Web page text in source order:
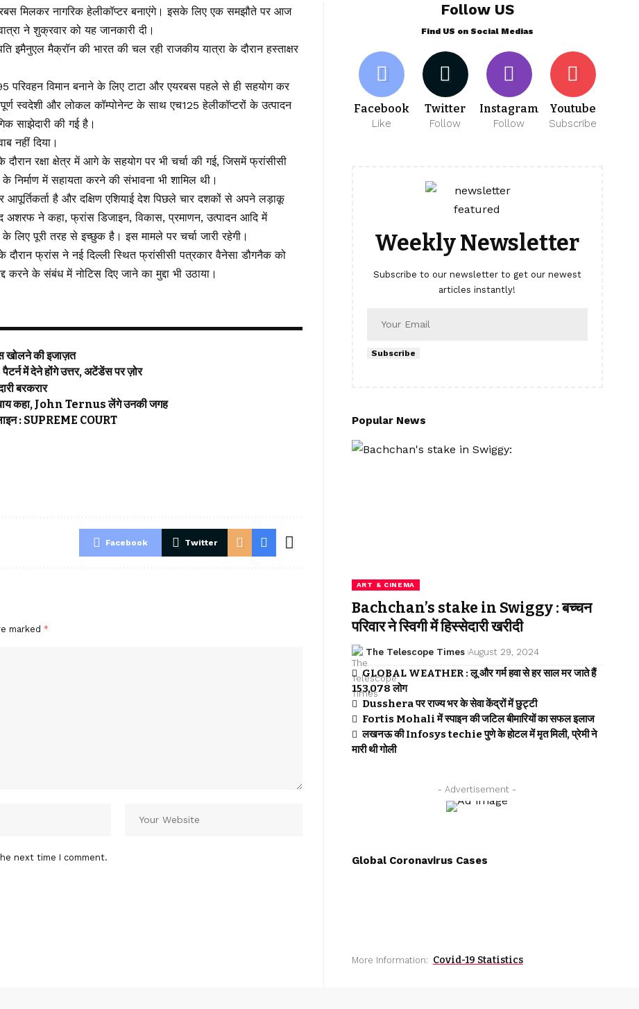
मिलकर नागरिक हेलीकॉप्टर बनाएंगे। इसके लिए एक समझौते पर आज
ने शुक्रवार को यह जानकारी दी।
इमैनुएल मैक्रॉन की भारत की चल रही राजकीय यात्रा के दौरान हस्ताक्षर
परिवहन विमान बनाने के लिए टाटा और एयरबस पहले से ही सहयोग कर
स्वदेशी और लोकल कॉम्पोनेन्ट के साथ एच125 हेलीकॉप्टरों के उत्पादन
साझेदारी की गई है।
नहीं दिया।
रक्षा क्षेत्र में आगे के सहयोग पर भी चर्चा की गई, जिसमें फ्रांसीसी
निर्माण में सहायता करने की संभावना भी शामिल थी।
है और दक्षिण एशियाई देश पिछले चार दशकों से अपने लड़ाकू
अशरफ ने कहा, फ्रांस डिजाइन, विकास, प्रमाणन, उत्पादन आदि में
लिए पूरी तरह से इच्छुक है। इस मामले पर चर्चा जारी रहेगी।
फ्रांस ने नई दिल्ली स्थित फ्रांसीसी पत्रकार वैनेसा डौगनैक को
करने के संबंध में नोटिस दिए जाने का मुद्दा भी उठाया।
खोलने की इजाज़त
में देने होंगे उत्तर, अटेंडेंस पर ज़ोर
बरकरार
कहा, John Ternus लेंगे उनकी जगह
: SUPREME COURT
Facebook Twitter
marked *
next time I comment.
Follow US
Find US on Social Medias
Facebook
Like
Twitter
Follow
Instagram
Follow
Youtube
Subscribe
Weekly Newsletter
Subscribe to our newsletter to get our newest
articles instantly!
Subscribe
Popular News
ART & CINEMA
Bachchan’s stake in Swiggy : बच्चन
परिवार ने स्विगी में हिस्सेदारी खरीदी
The Telescope Times August 29, 2024
GLOBAL WEATHER : लू और गर्म हवा से हर साल मर जाते हैं
153,078 लोग
Dusshera पर राज्य भर के सेवा केंद्रों में छुट्टी
Fortis Mohali में स्पाइन की जटिल बीमारियों का सफल इलाज
लखनऊ की Infosys techie पुणे के होटल में मृत मिली, प्रेमी ने
मारी थी गोली
- Advertisement -
Global Coronavirus Cases
More Information: Covid-19 Statistics